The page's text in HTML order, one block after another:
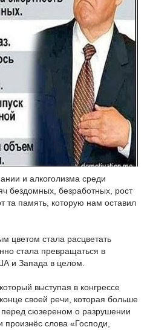
и алкоголизма среди
бездомных, безработных, рост
та память, которую нам оставил
цветом стала расцветать
стала превращаться в
и Запада в целом.
выступая в конгрессе
своей речи, которая больше
сюзереном о разрушении
произнёс слова «Господи,